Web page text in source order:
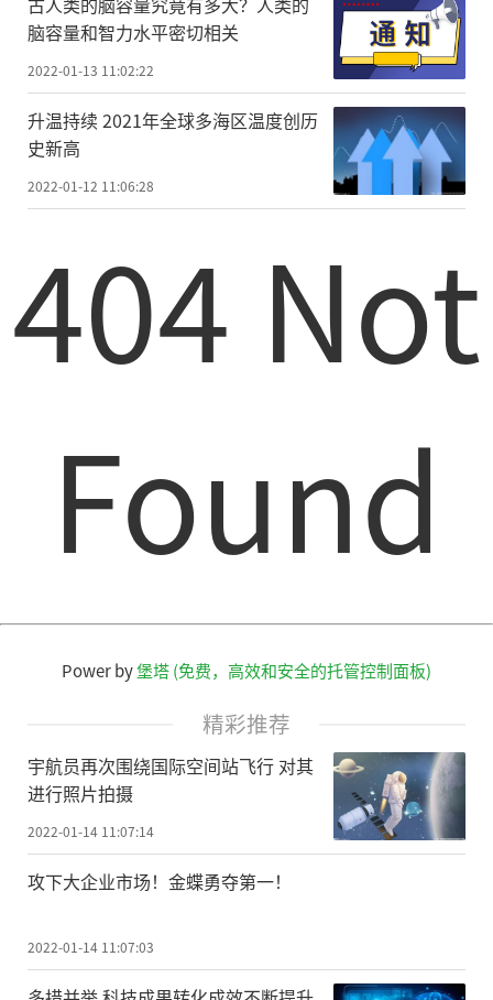
脑容量和智力水平密切相关
2022-01-13 11:02:22
升温持续 2021年全球多海区温度创历
史新高
2022-01-12 11:06:28
404 Not
Found
Power by堡塔 (免费，高效和安全的托管控制面板)
精彩推荐
宇航员再次围绕国际空间站飞行 对其
进行照片拍摄
2022-01-14 11:07:14
攻下大企业市场！金蝶勇夺第一！
2022-01-14 11:07:03